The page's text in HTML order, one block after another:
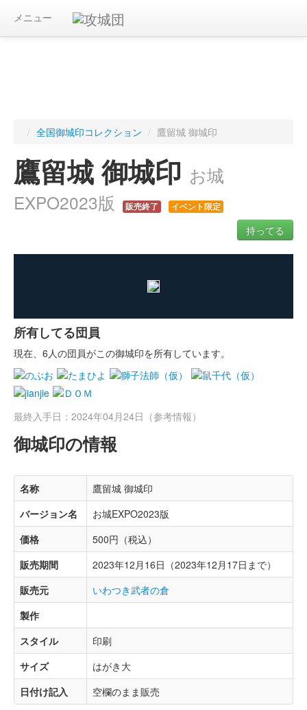
メニュー
/ 全国御城印コレクション / 鷹留城 御城印
鷹留城 御城印 お城
EXPO2023版
販売終了 イベント限定
持ってる
所有してる団員
現在、6人の団員がこの御城印を所有しています。
最終入手日：2024年04月24日（参考情報）
御城印の情報
名称
鷹留城 御城印
バージョン名
お城EXPO2023版
価格
500円（税込）
販売期間
2023年12月16日（2023年12月17日まで）
販売元
いわつき武者の倉
製作
スタイル
印刷
サイズ
はがき大
日付け記入
空欄のまま販売